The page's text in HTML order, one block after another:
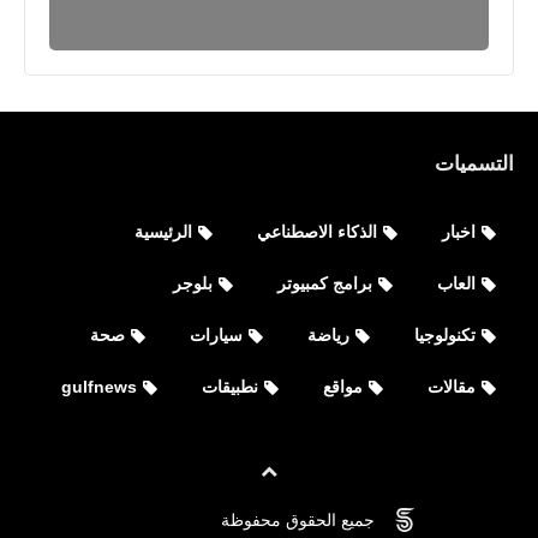
دوري أبطال إفريقيا 2020
التسميات
اخبار الذكاء الاصطناعي الرئيسية
العاب برامج كمبيوتر بلوجر
تكنولوجيا رياضة سيارات صحة
مقالات مواقع نطبيقات gulfnews
جميع الحقوق محفوظة